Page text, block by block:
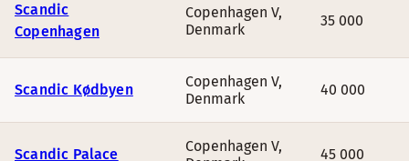
Scandic
Copenhagen
Copenhagen V,
Denmark
35 000
Scandic Kødbyen Copenhagen V,
Denmark
40 000
Scandic Palace Copenhagen V,
45 000